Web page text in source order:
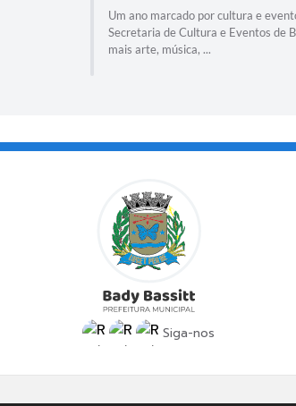
Um ano marcado por cultura e
Secretaria de Cultura e Eventos de
mais arte, música, ...
Siga-nos